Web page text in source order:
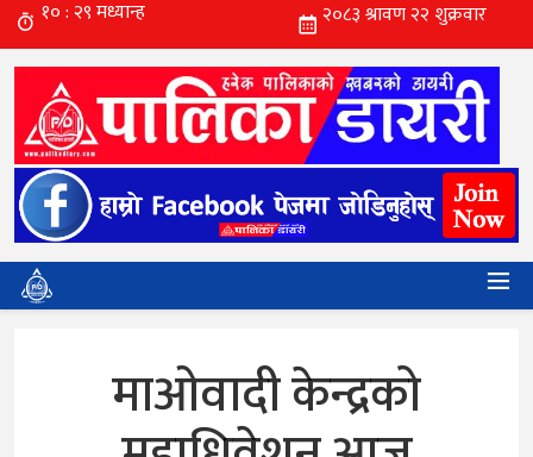
माओवादी केन्द्रको